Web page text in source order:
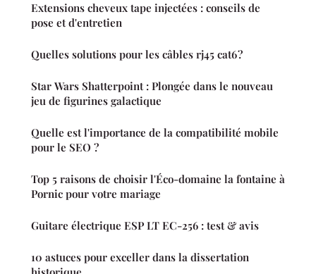
Extensions cheveux tape injectées : conseils de
pose et d'entretien
Quelles solutions pour les câbles rj45 cat6 ?
Star Wars Shatterpoint : Plongée dans le nouveau
jeu de figurines galactique
Quelle est l'importance de la compatibilité mobile
pour le SEO ?
Top 5 raisons de choisir l'Éco-domaine la fontaine à
Pornic pour votre mariage
Guitare électrique ESP LT EC-256 : test & avis
10 astuces pour exceller dans la dissertation